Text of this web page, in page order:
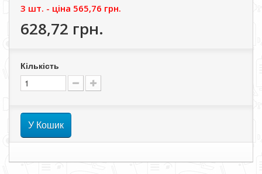
3 шт. - цiна 565,76 грн.
628,72 грн.
Кількість
У Кошик